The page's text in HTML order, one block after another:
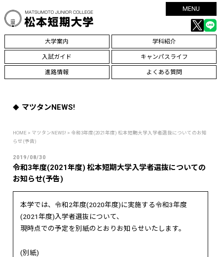
MENU
大学案内 学科紹介
入試ガイド キャンパスライフ
進路情報 よくある質問
マツタンNEWS!
HOME > マツタンNEWS! > 令和3年度(2021年度) 松本短期大学入学者選抜についてのお知
らせ(予告)
2019/08/30
令和3年度(2021年度) 松本短期大学入学者選抜についての
お知らせ(予告)
本学では、令和2年度(2020年度)に実施する令和3年度
(2021年度)入学者選抜について、
現時点での予定を別紙のとおりお知らせいたします。
(別紙)